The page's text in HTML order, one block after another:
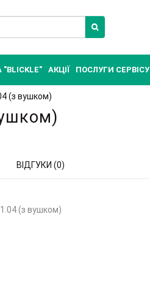
АКЦІЇ ПОСЛУГИ СЕРВІСУ
(з вушком)
ВІДГУКИ (0)